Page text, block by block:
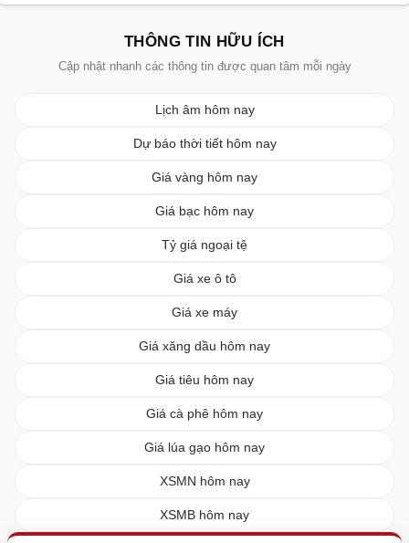
THÔNG TIN HỮU ÍCH
Cập nhật nhanh các thông tin được quan tâm mỗi ngày
Lịch âm hôm nay
Dự báo thời tiết hôm nay
Giá vàng hôm nay
Giá bạc hôm nay
Tỷ giá ngoại tệ
Giá xe ô tô
Giá xe máy
Giá xăng dầu hôm nay
Giá tiêu hôm nay
Giá cà phê hôm nay
Giá lúa gạo hôm nay
XSMN hôm nay
XSMB hôm nay